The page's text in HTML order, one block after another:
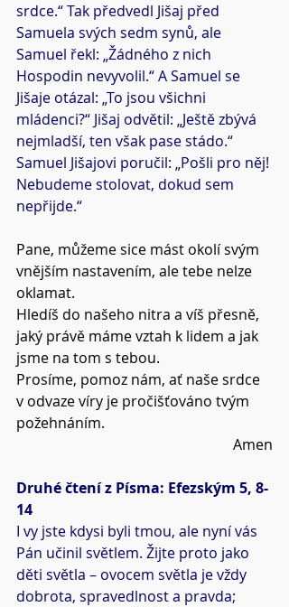
srdce.“ Tak předvedl Jišaj před
Samuela svých sedm synů, ale
Samuel řekl: „Žádného z nich
Hospodin nevyvolil.“ A Samuel se
Jišaje otázal: „To jsou všichni
mládenci?“ Jišaj odvětil: „Ještě zbývá
nejmladší, ten však pase stádo.“
Samuel Jišajovi poručil: „Pošli pro něj!
Nebudeme stolovat, dokud sem
nepřijde.“
Pane, můžeme sice mást okolí svým
vnějším nastavením, ale tebe nelze
oklamat.
Hledíš do našeho nitra a víš přesně,
jaký právě máme vztah k lidem a jak
jsme na tom s tebou.
Prosíme, pomoz nám, ať naše srdce
v odvaze víry je pročišťováno tvým
požehnáním.
Amen
Druhé čtení z Písma: Efezským 5, 8-
14
I vy jste kdysi byli tmou, ale nyní vás
Pán učinil světlem. Žijte proto jako
děti světla – ovocem světla je vždy
dobrota, spravedlnost a pravda;